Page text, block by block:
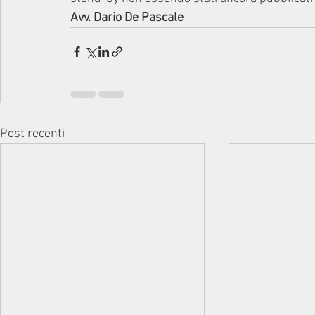
Avv. Dario De Pascale
Post recenti